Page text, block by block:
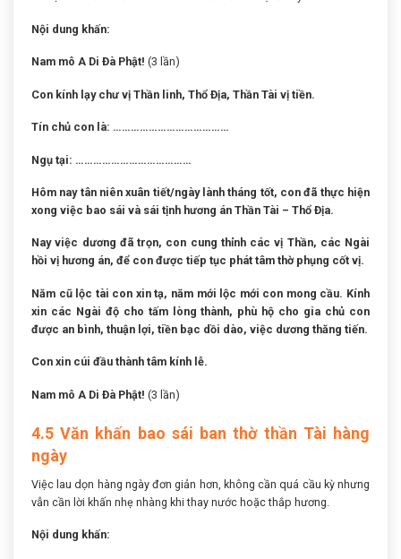
Nội dung khấn:
Nam mô A Di Đà Phật! (3 lần)
Con kính lạy chư vị Thần linh, Thổ Địa, Thần Tài vị tiền.
Tín chủ con là: …………………………………
Ngụ tại: …………………………………
Hôm nay tân niên xuân tiết/ngày lành tháng tốt, con đã thực hiện
xong việc bao sái và sái tịnh hương án Thần Tài – Thổ Địa.
Nay việc dương đã trọn, con cung thỉnh các vị Thần, các Ngài
hồi vị hương án, để con được tiếp tục phát tâm thờ phụng cốt vị.
Năm cũ lộc tài con xin tạ, năm mới lộc mới con mong cầu. Kính
xin các Ngài độ cho tấm lòng thành, phù hộ cho gia chủ con
được an bình, thuận lợi, tiền bạc dồi dào, việc dương thăng tiến.
Con xin cúi đầu thành tâm kính lễ.
Nam mô A Di Đà Phật! (3 lần)
4.5 Văn khấn bao sái ban thờ thần Tài hàng
ngày
Việc lau dọn hàng ngày đơn giản hơn, không cần quá cầu kỳ nhưng
vẫn cần lời khấn nhẹ nhàng khi thay nước hoặc thắp hương.
Nội dung khấn: